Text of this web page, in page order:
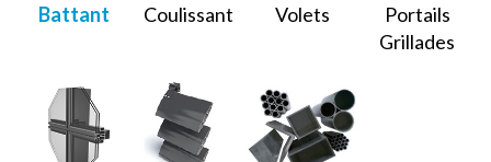
Battant Coulissant Volets
Portails
Grillades